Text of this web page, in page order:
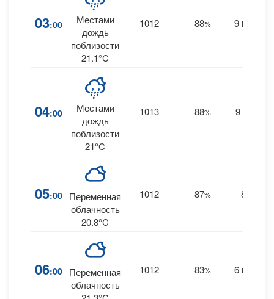
03:00
Местами
дождь
поблизости
21.1°C
1012 88% 9 NNW
04:00
Местами
дождь
поблизости
21°C
1013 88% 9
05:00
Переменная
облачность
20.8°C
1012 87% 8
06:00
Переменная
облачность
1012 83% 6 NNW